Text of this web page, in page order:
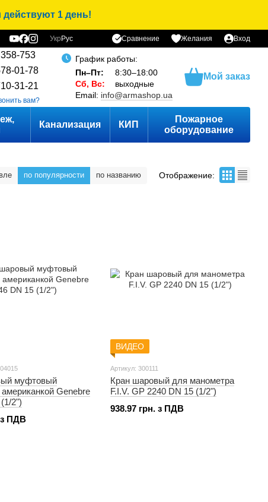
1 день!
Укр Рус Сравнение Желания Вход
753
01-78
31-21
вам?
График работы:
Пн–Пт:
8:30–18:00
Сб, Вс:
выходные
Email: info@armashop.ua
Мой заказ
Канализация КИП
Пожарное
оборудование
по популярности по названию Отображение:
муфтовый
Genebre
2")
з ПДВ
ВИДЕО
Артикул: 300111
Кран шаровый для манометра
F.I.V. GP 2240 DN 15 (1/2")
938.97 грн. з ПДВ